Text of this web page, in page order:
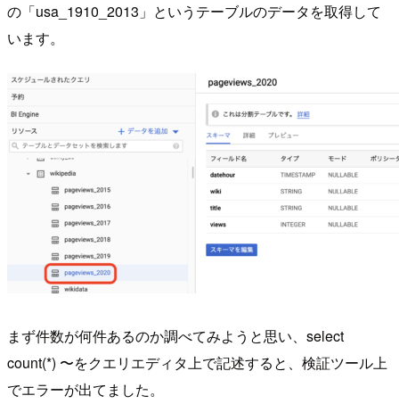
の「usa_1910_2013」というテーブルのデータを取得して
います。
まず件数が何件あるのか調べてみようと思い、select
count(*) 〜をクエリエディタ上で記述すると、検証ツール上
でエラーが出てました。